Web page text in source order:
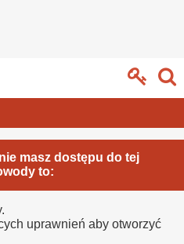
masz dostępu do tej
to:
uprawnień aby otworzyć